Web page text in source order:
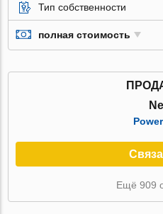
Тип собственности
полная стоимость
Ещё 909